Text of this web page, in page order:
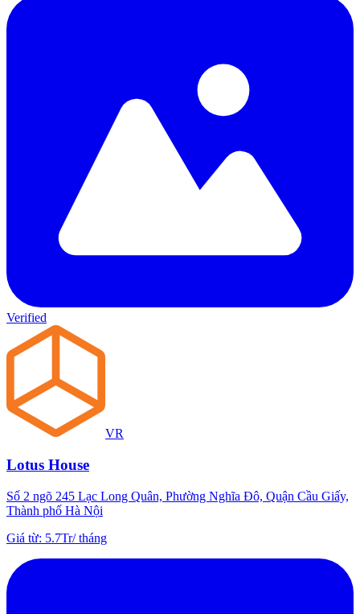
Verified
VR
Lotus House
Số 2 ngõ 245 Lạc Long Quân, Phường Nghĩa Đô, Quận Cầu Giấy,
Thành phố Hà Nội
Giá từ: 5.7Tr/tháng